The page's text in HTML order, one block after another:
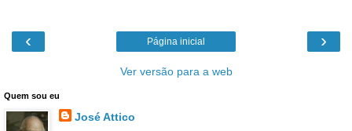
‹ ›
Página inicial
Ver versão para a web
Quem sou eu
José Attico